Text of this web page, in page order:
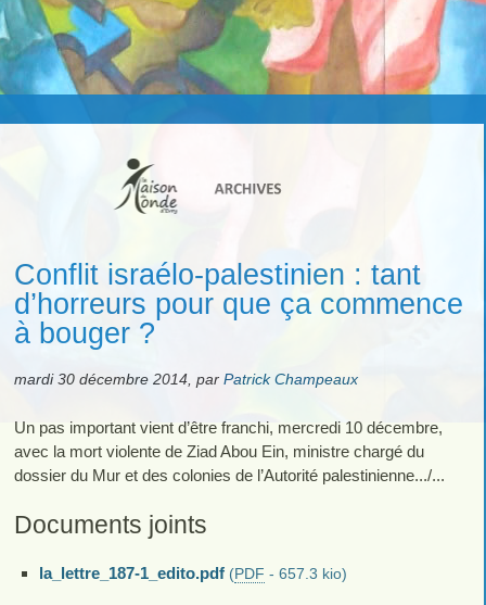
Conflit israélo-palestinien : tant
d’horreurs pour que ça commence
à bouger ?
mardi 30 décembre 2014, par Patrick Champeaux
Un pas important vient d’être franchi, mercredi 10 décembre,
avec la mort violente de Ziad Abou Ein, ministre chargé du
dossier du Mur et des colonies de l’Autorité palestinienne.../...
Documents joints
la_lettre_187-1_edito.pdf (PDF - 657.3 kio)